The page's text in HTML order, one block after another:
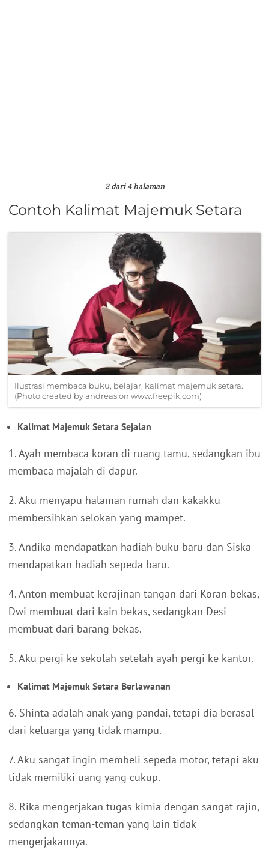
2 dari 4 halaman
Contoh Kalimat Majemuk Setara
Ilustrasi membaca buku, belajar, kalimat majemuk setara.
(Photo created by andreas on www.freepik.com)
Kalimat Majemuk Setara Sejalan
1. Ayah membaca koran di ruang tamu, sedangkan ibu
membaca majalah di dapur.
2. Aku menyapu halaman rumah dan kakakku
membersihkan selokan yang mampet.
3. Andika mendapatkan hadiah buku baru dan Siska
mendapatkan hadiah sepeda baru.
4. Anton membuat kerajinan tangan dari Koran bekas,
Dwi membuat dari kain bekas, sedangkan Desi
membuat dari barang bekas.
5. Aku pergi ke sekolah setelah ayah pergi ke kantor.
Kalimat Majemuk Setara Berlawanan
6. Shinta adalah anak yang pandai, tetapi dia berasal
dari keluarga yang tidak mampu.
7. Aku sangat ingin membeli sepeda motor, tetapi aku
tidak memiliki uang yang cukup.
8. Rika mengerjakan tugas kimia dengan sangat rajin,
sedangkan teman-teman yang lain tidak
mengerjakannya.